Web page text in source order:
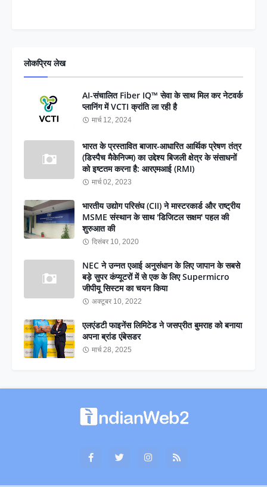
लोकप्रिय लेख
AI-संचालित Fiber IQ™ सेवा के साथ मिल कर नेटवर्क
प्लानिंग में VCTI क्रांति ला रही है
मार्च 12, 2024
भारत के प्रस्तावित बाजार-आधारित आर्थिक प्रेषण तंत्र
(डिस्पैच मैकेनिज्म) का उद्देश्य बिजली क्षेत्र के संसाधनों
को इष्टतम करना है: आरएमआई (RMI)
मार्च 02, 2023
भारतीय उद्योग परिसंघ (CII) ने मास्टरकार्ड और राष्ट्रीय
MSME संस्थान के साथ 'डिजिटल सक्षम' पहल की
शुरुआत की
दिसंबर 10, 2020
NEC ने उन्नत एआई अनुसंधान के लिए जापान के सबसे
बड़े सुपर कंप्यूटरों में से एक के लिए Supermicro
जीपीयू सिस्टम का चयन किया
अक्टूबर 10, 2022
एलएंडटी फाइनेंस लिमिटेड ने जसप्रीत बुमराह को बनाया
अपना ब्रांड एंबेसडर
मार्च 28, 2025